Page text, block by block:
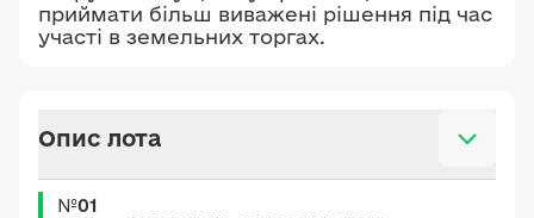
приймати більш виважені рішення під час
участі в земельних торгах.
Опис лота
№01